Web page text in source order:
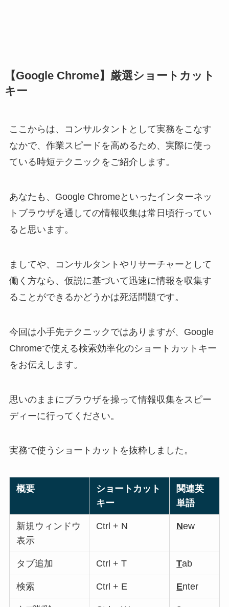
【Google Chrome】厳選ショートカット
キー
ここからは、コンサルタントとして実務をこなす
なかで、作業スピードを高めるため、実際に使っ
ている時短テクニックをご紹介します。
あなたも、Google Chromeといったインターネッ
トブラウザを通しての情報収集は常日頃行ってい
ると思います。
ましてや、コンサルタントやリサーチャーとして
働く方なら、仮説に基づいて迅速に情報を収集す
ることができるかどうかは死活問題です。
今回は小手先テクニックではありますが、 Google
Chromeで使える検索効率化のショートカットキー
をお伝えします。
思いのままにブラウザを操って情報収集をスピー
ディーに行ってください。
実務で使うショートカットを抜粋しました。
概要
ショートカット
キー
関連英
単語
新規ウィンドウ
表示
Ctrl + N New
タブ追加 Ctrl + T Tab
検索 Ctrl + E Enter